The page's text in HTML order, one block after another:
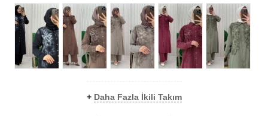
+ Daha Fazla İkili Takım